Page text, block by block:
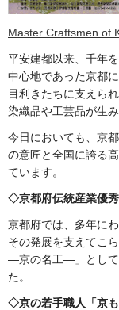
Master Craftsmen of
平安建都以来、千年
中心地であった京都
目利きたちに支えら
染織品や工芸品が生
今日においても、京
の意匠と全国に誇る
ています。
◇京都府伝統産業優
京都府では、多年に
その発展を支えてこ
―京の名工―」として
た。
◇京の若手職人「京も